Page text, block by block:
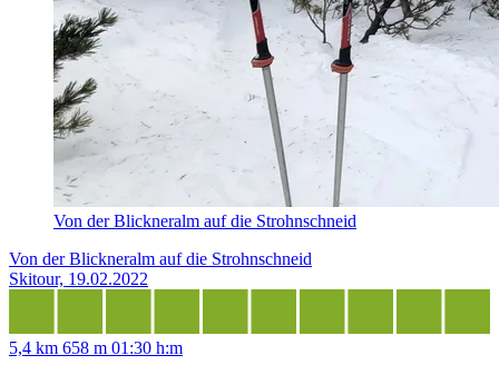
Von der Blickneralm auf die Strohnschneid
Von der Blickneralm auf die Strohnschneid
Skitour, 19.02.2022
5,4 km 658 m 01:30 h:m